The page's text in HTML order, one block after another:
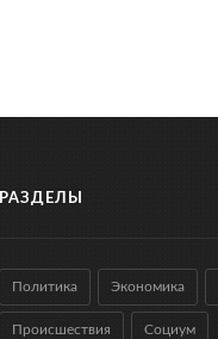
РАЗДЕЛЫ
Политика Экономика
Происшествия Социум